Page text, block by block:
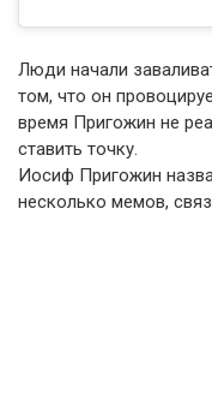
Люди начали
том, что он
время Пригожин не
ставить точку.
Иосиф Пригожин
несколько мемов,